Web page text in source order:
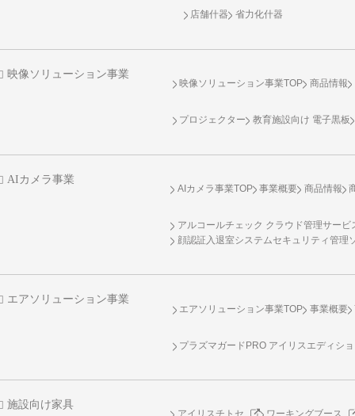
店舗什器 省力化什器
映像ソリューション事業
映像ソリューション事業TOP 商品情報
プロジェクター 教育施設向け 電子黒板
AIカメラ事業
AIカメラ事業TOP 事業概要 商品情報
アルコールチェック クラウド管理サービ
顔認証入退室システムセキュリティ管理
エアソリューション事業
エアソリューション事業TOP 事業概要
プラズマガードPRO アイリスエディシ
施設向け家具